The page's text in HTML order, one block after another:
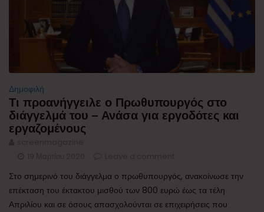
Δημοφιλή
Τι προανήγγειλε ο Πρωθυπουργός στο
διάγγελμά του – Ανάσα για εργοδότες και
εργαζομένους
Στο σημερινό του διάγγελμα ο πρωθυπουργός, ανακοίνωσε την
επέκταση του έκτακτου μισθού των 800 ευρώ έως τα τέλη
Απριλίου και σε όσους απασχολούνται σε επιχειρήσεις που